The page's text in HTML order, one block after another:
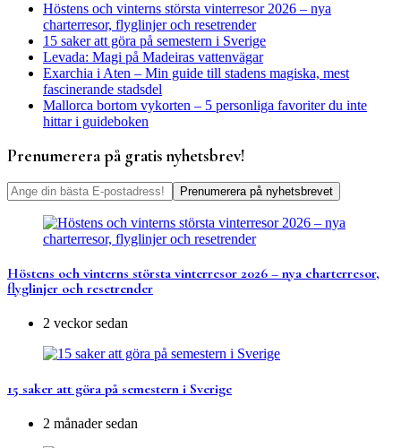
Höstens och vinterns största vinterresor 2026 – nya
charterresor, flyglinjer och resetrender
15 saker att göra på semestern i Sverige
Levada: Magi på Madeiras vattenvägar
Exarchia i Aten – Min guide till stadens magiska, mest
fascinerande stadsdel
Mallorca bortom vykorten – 5 personliga favoriter du inte
hittar i guideboken
Prenumerera på gratis nyhetsbrev!
Höstens och vinterns största vinterresor 2026 – nya charterresor,
flyglinjer och resetrender
2 veckor sedan
15 saker att göra på semestern i Sverige
2 månader sedan